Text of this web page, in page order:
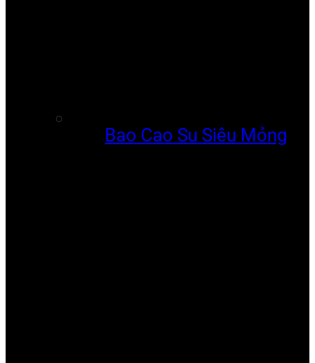
Bao Cao Su Siêu Mỏng